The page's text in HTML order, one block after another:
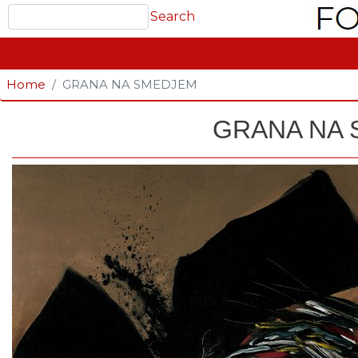
Search
Home GRANA NA SMEDJEM
GRANA NA
Fotografija